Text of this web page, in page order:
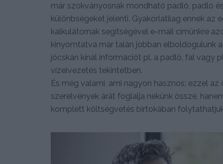
már szokványosnak mondható padló, padló
különbségeket jelenti. Gyakorlatilag ennek az
kalkulátornak segítségével e-mail címünkre
kinyomtatva már talán jobban elboldogulunk
jócskán kínál információt pl. a padló, fal vagy
vízelvezetés tekintetben.
És még valami, ami nagyon hasznos: ezzel
szerelvények árát foglalja nekünk össze,
komplett költségvetés birtokában